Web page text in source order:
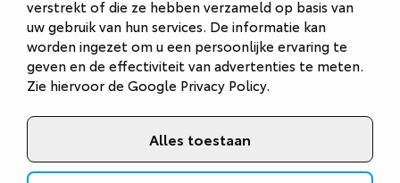
verstrekt of die ze hebben verzameld op basis van
uw gebruik van hun services. De informatie kan
worden ingezet om u een persoonlijke ervaring te
geven en de effectiviteit van advertenties te meten.
Zie hiervoor deGoogle Privacy Policy.
Alles toestaan
Van Gent Autobedrijf
Privacystatement